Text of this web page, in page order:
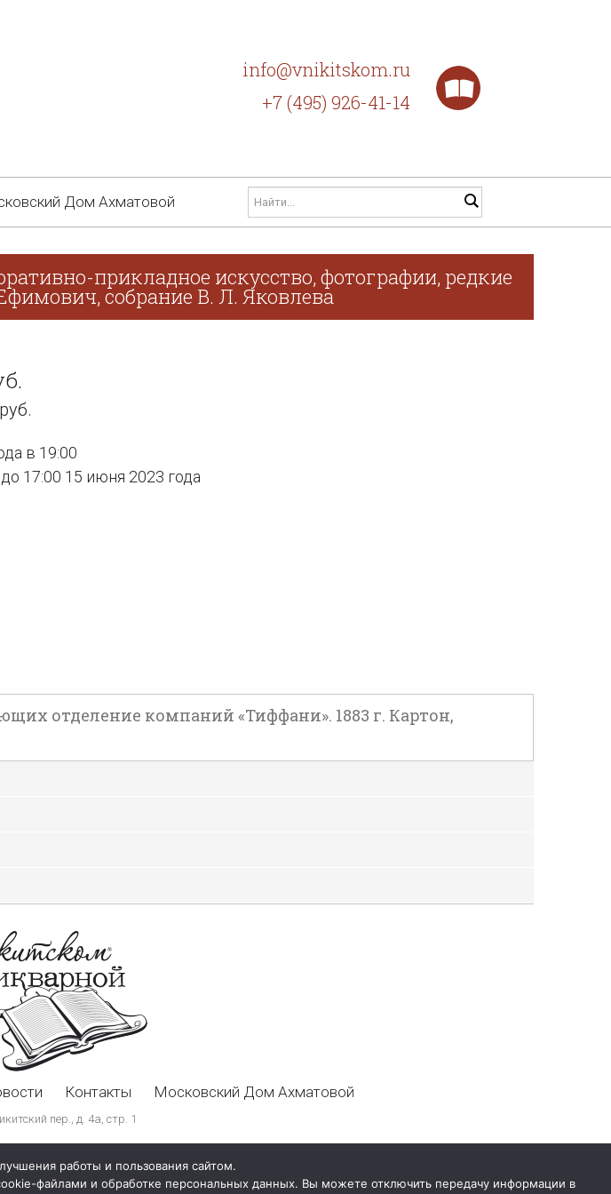
info@vnikitskom.ru
+7 (495) 926-41-14
Дом Ахматовой
прикладное искусство, фотографии, редкие
собрание В. Л. Яковлева
в 19:00
17:00 15 июня 2023 года
отделение компаний «Тиффани». 1883 г. Картон,
Контакты Московский Дом Ахматовой
пер., д. 4а, стр. 1
работы и пользования сайтом.
файлами и обработке персональных данных. Вы можете отключить передачу информации в